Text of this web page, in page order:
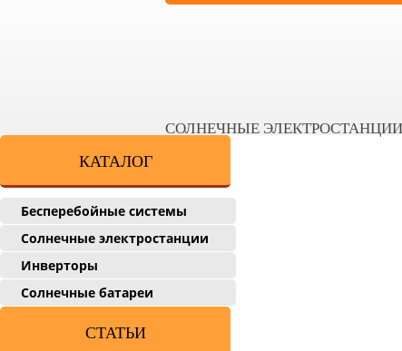
СОЛНЕЧНЫЕ
КАТАЛОГ
Бесперебойные системы
Солнечные электростанции
Инверторы
Солнечные батареи
СТАТЬИ